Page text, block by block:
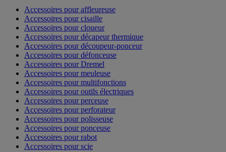
Accessoires pour affleureuse
Accessoires pour cisaille
Accessoires pour cloueur
Accessoires pour décapeur thermique
Accessoires pour découpeur-ponceur
Accessoires pour défonceuse
Accessoires pour Dremel
Accessoires pour meuleuse
Accessoires pour multifonctions
Accessoires pour outils électriques
Accessoires pour perceuse
Accessoires pour perforateur
Accessoires pour polisseuse
Accessoires pour ponceuse
Accessoires pour rabot
Accessoires pour scie